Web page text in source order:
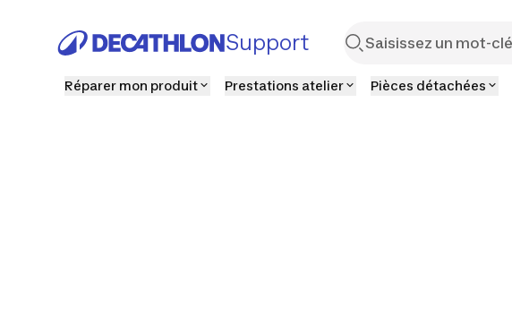
Support
Réparer mon produit Prestations atelier Pièces détachées